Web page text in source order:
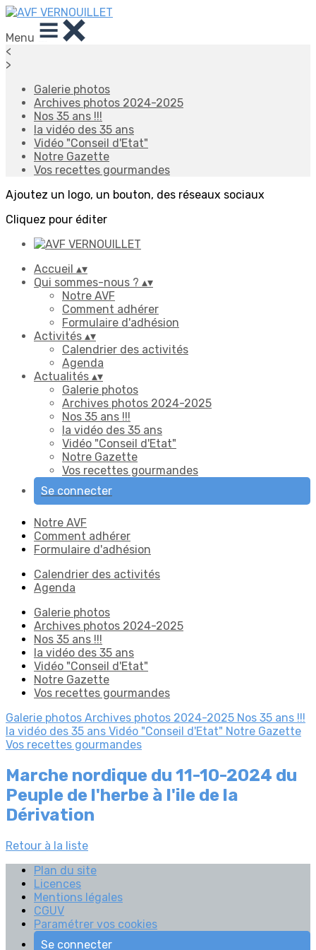
Menu
<
>
Galerie photos
Archives photos 2024-2025
Nos 35 ans !!!
la vidéo des 35 ans
Vidéo "Conseil d'Etat"
Notre Gazette
Vos recettes gourmandes
Ajoutez un logo, un bouton, des réseaux sociaux
Cliquez pour éditer
Accueil ▴▾
Qui sommes-nous ? ▴▾
Notre AVF
Comment adhérer
Formulaire d'adhésion
Activités ▴▾
Calendrier des activités
Agenda
Actualités ▴▾
Galerie photos
Archives photos 2024-2025
Nos 35 ans !!!
la vidéo des 35 ans
Vidéo "Conseil d'Etat"
Notre Gazette
Vos recettes gourmandes
Se connecter
Notre AVF
Comment adhérer
Formulaire d'adhésion
Calendrier des activités
Agenda
Galerie photos
Archives photos 2024-2025
Nos 35 ans !!!
la vidéo des 35 ans
Vidéo "Conseil d'Etat"
Notre Gazette
Vos recettes gourmandes
Galerie photos Archives photos 2024-2025 Nos 35 ans !!!
la vidéo des 35 ans Vidéo "Conseil d'Etat" Notre Gazette
Vos recettes gourmandes
Marche nordique du 11-10-2024 du
Peuple de l'herbe à l'ile de la
Dérivation
Retour à la liste
Plan du site
Licences
Mentions légales
CGUV
Paramétrer vos cookies
Se connecter